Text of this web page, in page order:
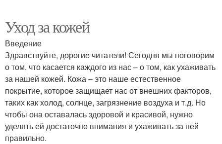
Уход за кожей
Введение
Здравствуйте, дорогие читатели! Сегодня мы поговорим
о том, что касается каждого из нас – о том, как ухаживать
за нашей кожей. Кожа – это наше естественное
покрытие, которое защищает нас от внешних факторов,
таких как холод, солнце, загрязнение воздуха и т.д. Но
чтобы она оставалась здоровой и красивой, нужно
уделять ей достаточно внимания и ухаживать за ней
правильно.